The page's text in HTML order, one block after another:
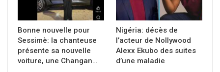
Bonne nouvelle pour
Sessimè: la chanteuse
présente sa nouvelle
voiture, une Changan…
Nigéria: décès de
l’acteur de Nollywood
Alexx Ekubo des suites
d’une maladie